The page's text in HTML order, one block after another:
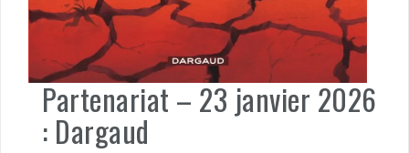
Partenariat – 23 janvier 2026
: Dargaud